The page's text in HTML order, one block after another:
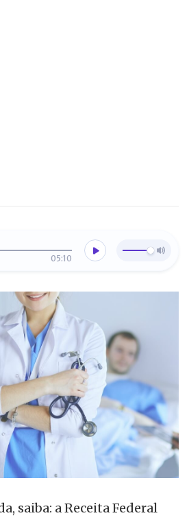
05:10
saiba: a Receita Federal